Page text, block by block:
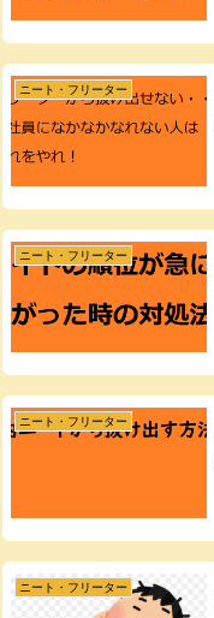
ニート・フリーター
ニート・フリーター
ニート・フリーター
ニート・フリーター